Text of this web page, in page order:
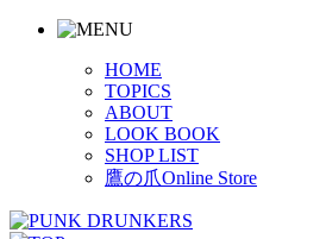
HOME
TOPICS
ABOUT
LOOK BOOK
SHOP LIST
鷹の爪Online Store